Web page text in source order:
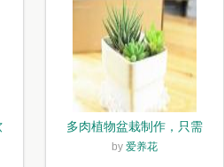
多肉植物盆栽制作，只需
简单6步
by 爱养花